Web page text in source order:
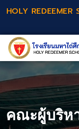
HOLY
คณะผู้บริห